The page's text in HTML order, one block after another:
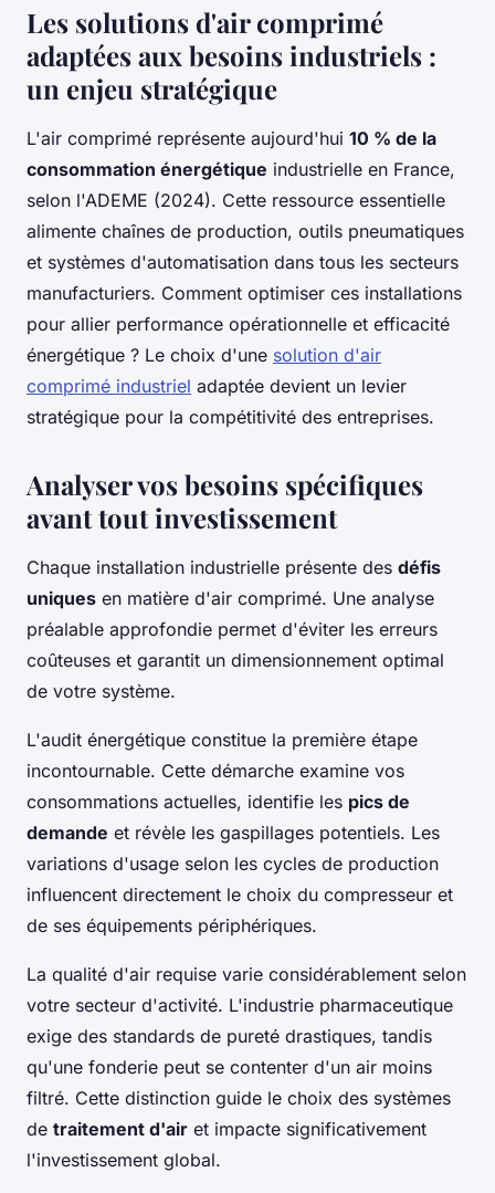
Les solutions d'air comprimé
adaptées aux besoins industriels :
un enjeu stratégique
L'air comprimé représente aujourd'hui 10 % de la
consommation énergétique industrielle en France,
selon l'ADEME (2024). Cette ressource essentielle
alimente chaînes de production, outils pneumatiques
et systèmes d'automatisation dans tous les secteurs
manufacturiers. Comment optimiser ces installations
pour allier performance opérationnelle et efficacité
énergétique ? Le choix d'une solution d'air
comprimé industriel adaptée devient un levier
stratégique pour la compétitivité des entreprises.
Analyser vos besoins spécifiques
avant tout investissement
Chaque installation industrielle présente des défis
uniques en matière d'air comprimé. Une analyse
préalable approfondie permet d'éviter les erreurs
coûteuses et garantit un dimensionnement optimal
de votre système.
L'audit énergétique constitue la première étape
incontournable. Cette démarche examine vos
consommations actuelles, identifie les pics de
demande et révèle les gaspillages potentiels. Les
variations d'usage selon les cycles de production
influencent directement le choix du compresseur et
de ses équipements périphériques.
La qualité d'air requise varie considérablement selon
votre secteur d'activité. L'industrie pharmaceutique
exige des standards de pureté drastiques, tandis
qu'une fonderie peut se contenter d'un air moins
filtré. Cette distinction guide le choix des systèmes
de traitement d'air et impacte significativement
l'investissement global.